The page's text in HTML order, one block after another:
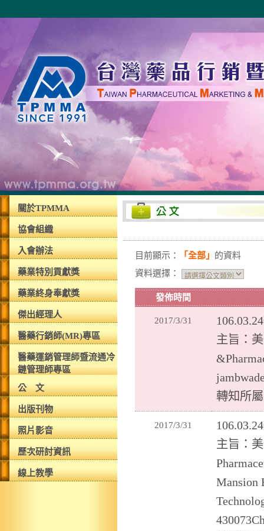
關於TPMMA
協會組織
入會辦法
藥業特別貢獻獎
藥業終身奉獻獎
傑出經理人
醫藥行銷師(MR)專區
醫藥運銷管理師暨流通冷
鏈管理師專區
公 文
出版刊物
照片影音
歷次研討資訊
線上教學
目前顯示： 「全部」 的資料
資料選擇：
發佈時間
2017/3/31
主旨：
轉知所
2017/3/31
主旨：
Mansion